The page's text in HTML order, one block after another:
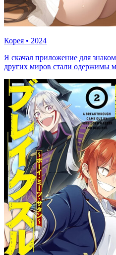
Корея • 2024
Я скачал приложение для
других миров стали одержимы